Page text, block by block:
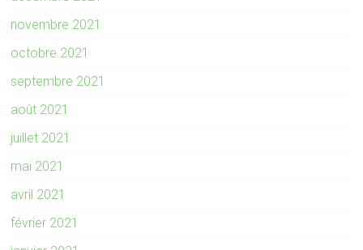
novembre 2021
octobre 2021
septembre 2021
août 2021
juillet 2021
mai 2021
avril 2021
février 2021